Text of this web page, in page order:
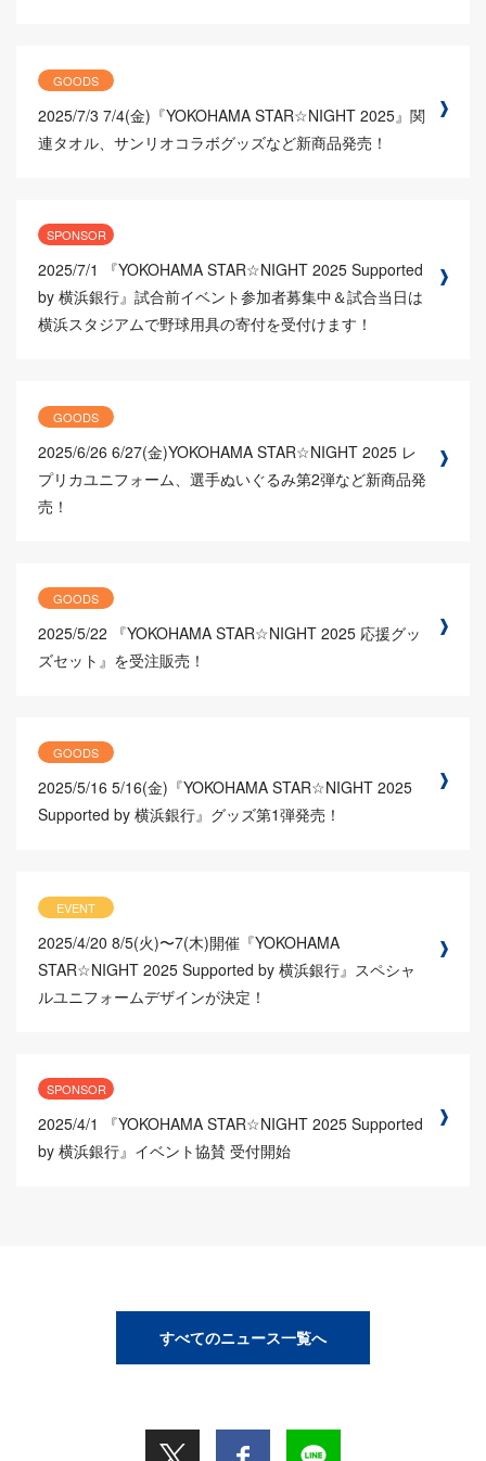
GOODS
2025/7/3 7/4(金)『YOKOHAMA STAR☆NIGHT 2025』関
連タオル、サンリオコラボグッズなど新商品発売！
SPONSOR
2025/7/1
『YOKOHAMA STAR☆NIGHT 2025 Supported
by 横浜銀行』試合前イベント参加者募集中＆試合当日は
横浜スタジアムで野球用具の寄付を受付けます！
GOODS
2025/6/26 6/27(金)YOKOHAMA STAR☆NIGHT 2025 レ
プリカユニフォーム、選手ぬいぐるみ第2弾など新商品発
売！
GOODS
2025/5/22
『YOKOHAMA STAR☆NIGHT 2025 応援グッ
ズセット』を受注販売！
GOODS
2025/5/16 5/16(金)『YOKOHAMA STAR☆NIGHT 2025
Supported by 横浜銀行』グッズ第1弾発売！
EVENT
2025/4/20 8/5(火)〜7(木)開催『YOKOHAMA
STAR☆NIGHT 2025 Supported by 横浜銀行』スペシャ
ルユニフォームデザインが決定！
SPONSOR
2025/4/1
『YOKOHAMA STAR☆NIGHT 2025 Supported
by 横浜銀行』イベント協賛 受付開始
すべてのニュース一覧へ